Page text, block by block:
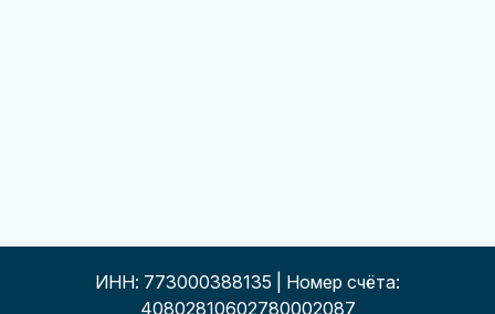
ИНН: 773000388135 | Номер счёта:
40802810602780002087